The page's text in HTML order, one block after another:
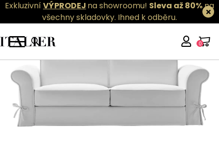
ExkluzivníVÝPRODEJ na showroomu! Sleva až 80%na
všechny skladovky. Ihned k odběru.
0